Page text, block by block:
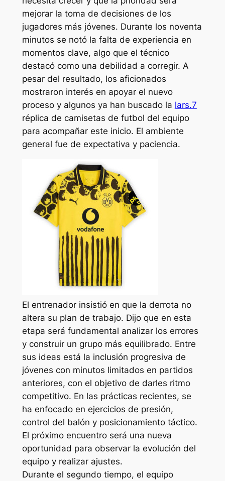
mejorar la toma de decisiones de los
jugadores más jóvenes. Durante los noventa
minutos se notó la falta de experiencia en
momentos clave, algo que el técnico
destacó como una debilidad a corregir. A
pesar del resultado, los aficionados
mostraron interés en apoyar el nuevo
proceso y algunos ya han buscado la lars.7
réplica de camisetas de futbol del equipo
para acompañar este inicio. El ambiente
general fue de expectativa y paciencia.
El entrenador insistió en que la derrota no
altera su plan de trabajo. Dijo que en esta
etapa será fundamental analizar los errores
y construir un grupo más equilibrado. Entre
sus ideas está la inclusión progresiva de
jóvenes con minutos limitados en partidos
anteriores, con el objetivo de darles ritmo
competitivo. En las prácticas recientes, se
ha enfocado en ejercicios de presión,
control del balón y posicionamiento táctico.
El próximo encuentro será una nueva
oportunidad para observar la evolución del
equipo y realizar ajustes.
Durante el segundo tiempo, el equipo